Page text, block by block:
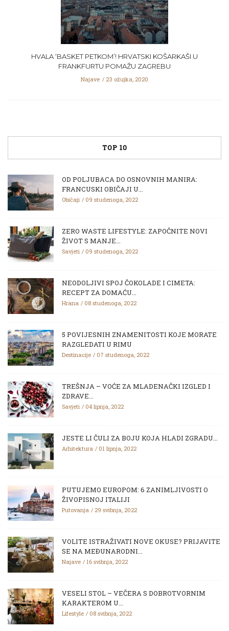
HVALA ‘BASKET PETKOM’! HRVATSKI KOŠARKAŠI U
FRANKFURTU POMAŽU ZAGREBU
Najave 23 ožujka, 2020
TOP 10
OD POLJUBACA DO OSNOVNIH MANIRA:
FRANCUSKI OBIČAJI U...
Običaji 09 studenoga, 2022
ZERO WASTE LIFESTYLE: ZAPOČNITE NOVI
ŽIVOT S MANJE...
Savjeti 09 studenoga, 2022
NEODOLJIVI SPOJ ČOKOLADE I CIMETA:
RECEPT ZA DOMAĆU...
Hrana 08 studenoga, 2022
5 POVIJESNIH ZNAMENITOSTI KOJE MORATE
RAZGLEDATI U RIMU
Destinacije 07 studenoga, 2022
TREŠNJA – VOĆE ZA MLADENAČKI IZGLED I
ZDRAVE...
Savjeti 04 lipnja, 2022
JESTE LI ČULI ZA BOJU KOJA HLADI ZGRADU...
Arhitektura 01 lipnja, 2022
PUTUJEMO EUROPOM: 6 ZANIMLJIVOSTI O
ŽIVOPISNOJ ITALIJI
Putovanja 29 svibnja, 2022
VOLITE ISTRAŽIVATI NOVE OKUSE? PRIJAVITE
SE NA MEĐUNARODNI...
Najave 16 svibnja, 2022
VESELI STOL – VEČERA S DOBROTVORNIM
KARAKTEROM U...
Lifestyle 08 svibnja, 2022